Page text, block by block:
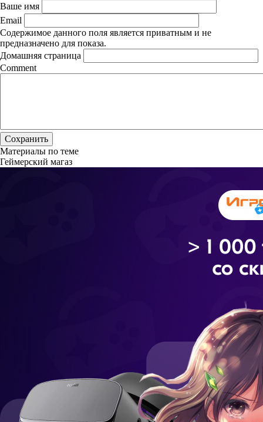
Ваше имя
Email
Содержимое данного поля является приватным и не
предназначено для показа.
Домашняя страница
Comment
Материалы по теме
Геймерский магаз